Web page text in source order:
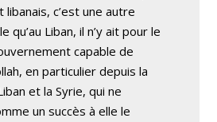
c’est une autre
qu’au Liban, il n’y ait pour le
capable de
en particulier depuis la
et la Syrie, qui ne
un succès à elle le